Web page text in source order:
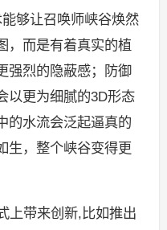
够让召唤师峡谷焕然
，而是有着真实的植
强烈的隐蔽感；防御
以更为细腻的3D形态
的水流会泛起逼真的
生，整个峡谷变得更
上带来创新,比如推出